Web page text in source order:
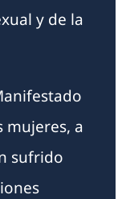
y de la
mujeres, a
sufrido